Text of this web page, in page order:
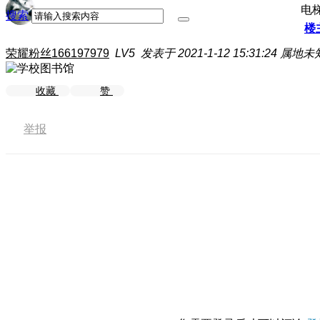
搜索
电
楼
荣耀粉丝166197979 LV5 发表于 2021-1-12 15:31:24 属地未
收藏 赞
举报